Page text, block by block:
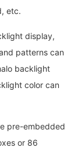
etc.
display,
patterns can
backlight
color can
pre-embedded
or 86